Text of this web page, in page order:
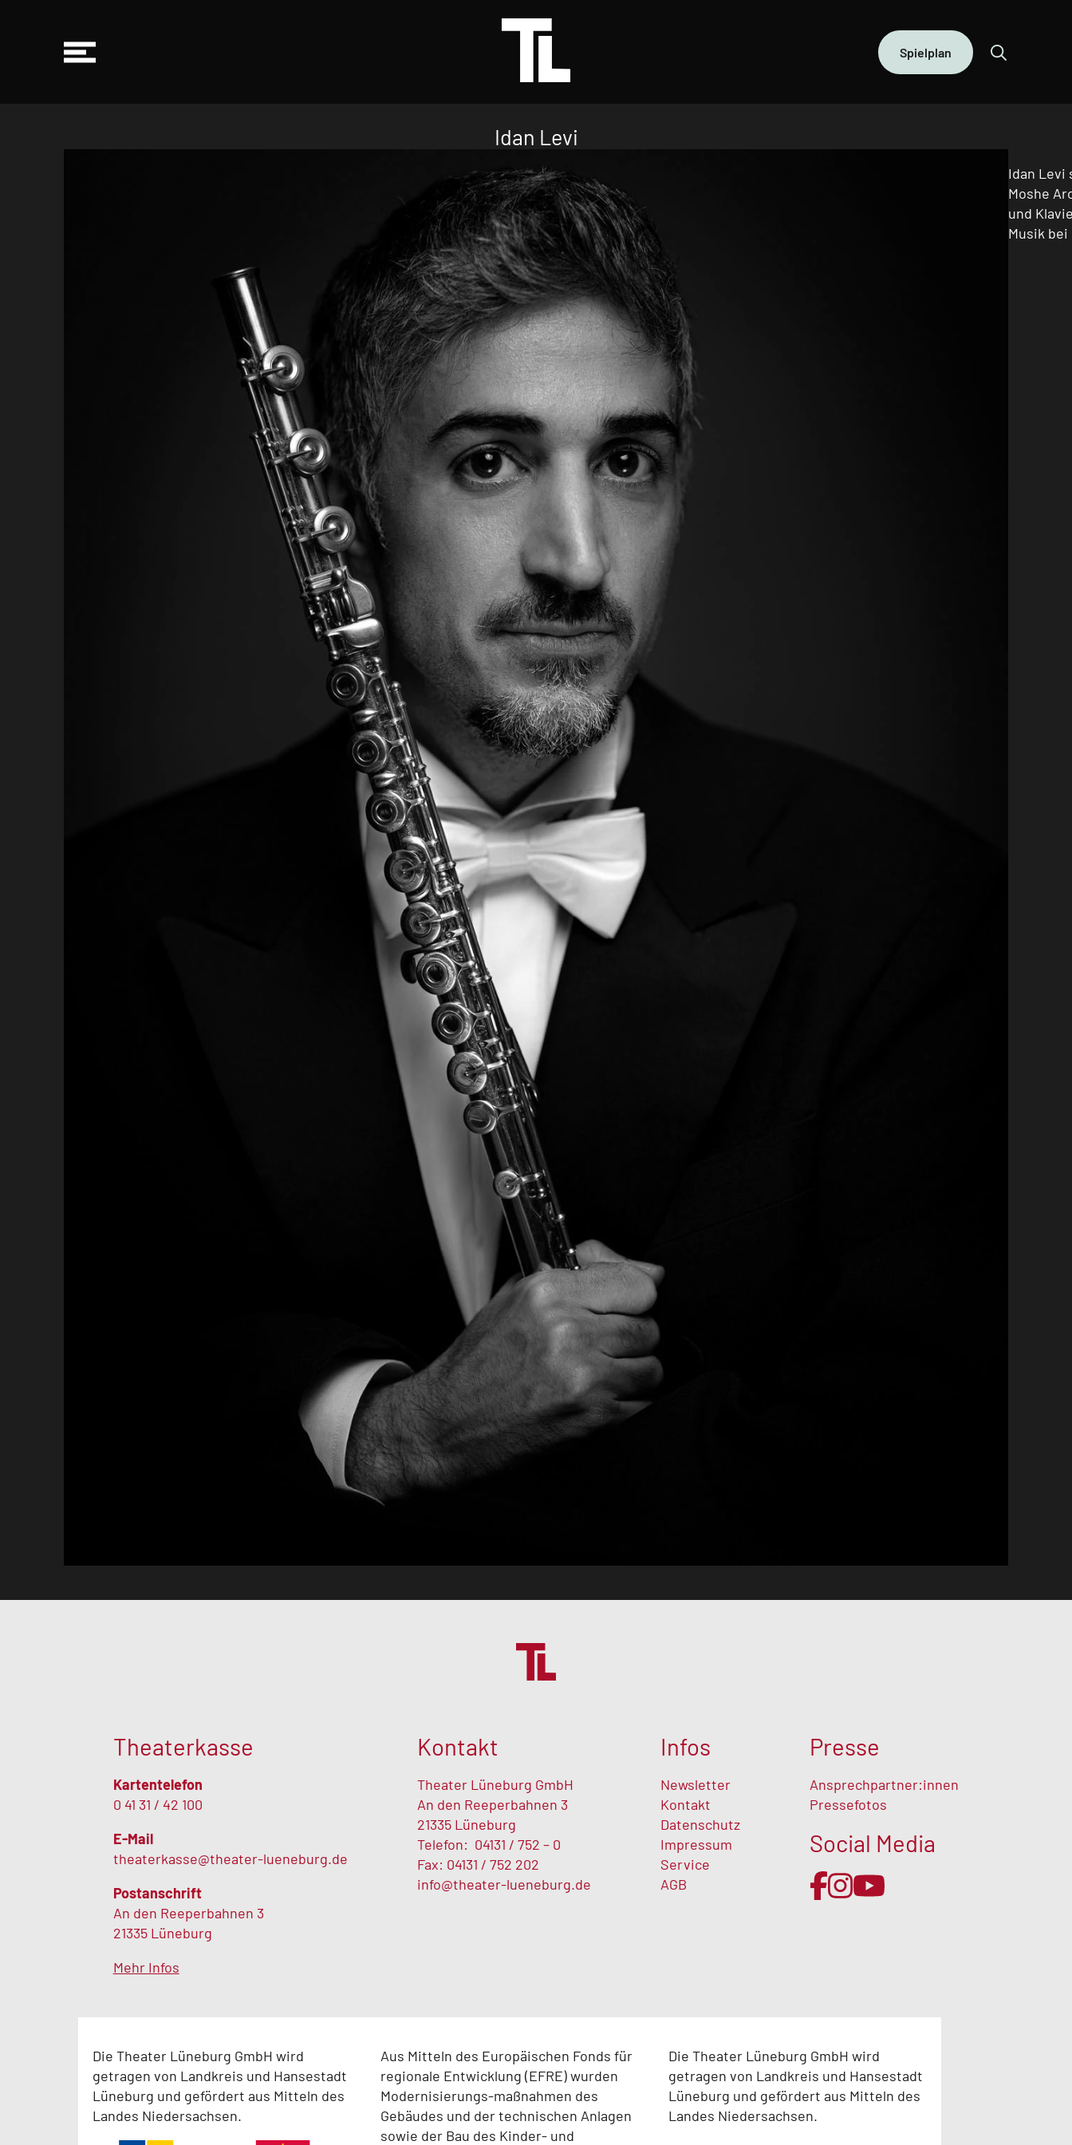
Spielplan
Idan Levi
Idan Levi
Moshe
und
Musik
Theaterkasse
Kartentelefon
0 41 31 / 42 100
E-Mail
theaterkasse@theater-lueneburg.de
Postanschrift
An den Reeperbahnen 3
21335 Lüneburg
Mehr Infos
Kontakt
Theater Lüneburg GmbH
An den Reeperbahnen 3
21335 Lüneburg
Telefon: 04131 / 752 – 0
Fax: 04131 / 752 202
info@theater-lueneburg.de
Infos
Newsletter
Kontakt
Datenschutz
Impressum
Service
AGB
Presse
Ansprechpartner:innen
Pressefotos
Social Media
Die Theater Lüneburg GmbH wird
getragen von Landkreis und Hansestadt
Lüneburg und gefördert aus Mitteln des
Landes Niedersachsen.
Aus Mitteln des Europäischen Fonds für
regionale Entwicklung (EFRE) wurden
Modernisierungs-maßnahmen des
Gebäudes und der technischen Anlagen
sowie der Bau des Kinder- und
Die Theater Lüneburg GmbH wird
getragen von Landkreis und Hansestadt
Lüneburg und gefördert aus Mitteln des
Landes Niedersachsen.